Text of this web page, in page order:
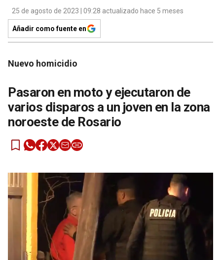
25 de agosto de 2023 | 09:28 actualizado hace 5 meses
Añadir como fuente en
Nuevo homicidio
Pasaron en moto y ejecutaron de
varios disparos a un joven en la zona
noroeste de Rosario